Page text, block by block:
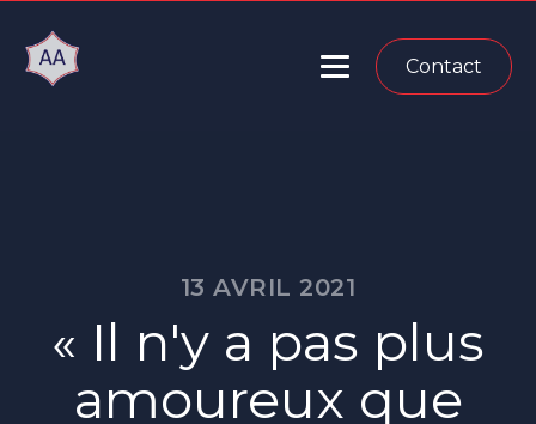
Contact
13 AVRIL 2021
« Il n'y a pas plus
amoureux que